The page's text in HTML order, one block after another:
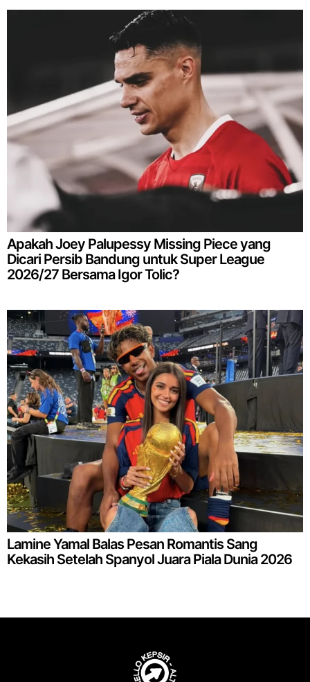
Apakah Joey Palupessy Missing Piece yang
Dicari Persib Bandung untuk Super League
2026/27 Bersama Igor Tolic?
Lamine Yamal Balas Pesan Romantis Sang
Kekasih Setelah Spanyol Juara Piala Dunia 2026